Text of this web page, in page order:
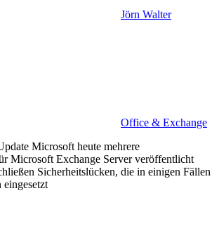
Jörn Walter
Office & Exchange
Microsoft heute mehrere
Microsoft Exchange Server veröffentlicht
Sicherheitslücken, die in einigen Fällen